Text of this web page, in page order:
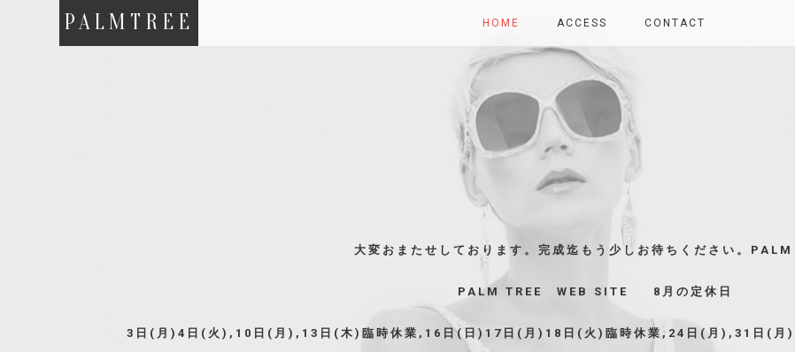
大変おまたせしております。完成迄もう少しお待ちください。PALM
PALM TREE WEB SITE 8月の定休日
3日(月)4日(火),10日(月),13日(木)臨時休業,16日(日)17日(月)18日(火)臨時休業,24日(月),31日(月)※
PALMTREE HOME ACCESS CONTACT